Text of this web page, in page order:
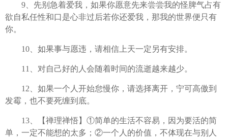
9、先别急着爱我，如果你愿意先来尝尝我的怪脾气占有
欲自私任性和口是心非过后若你还爱我，那我的世界便只有
你。
10、如果事与愿违，请相信上天一定另有安排。
11、对自己好的人会随着时间的流逝越来越少。
12、如果一个人开始怠慢你，请选择离开，宁可高傲到
发霉，也不要死缠到底。
13、【禅理禅悟】①简单的生活不容易，因为要活的简
单，一定不能想的太多；②一个人的价值，不体现在与别人